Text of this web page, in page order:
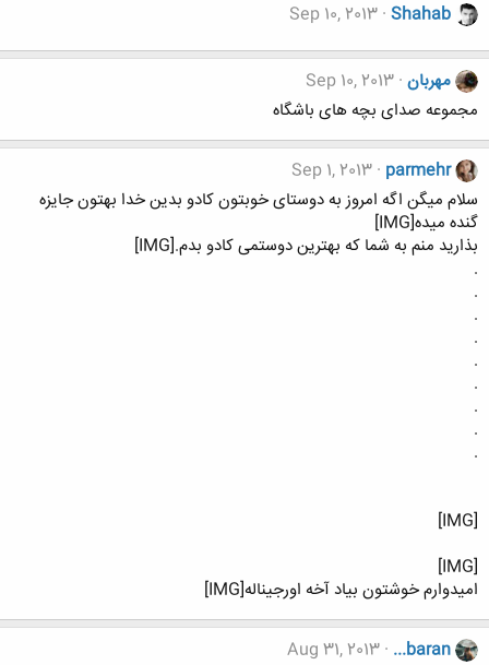
Shahab
Sep 10, 2013
مهربان Sep 10, 2013
مجموعه صدای بچه های باشگاه
parmehr
Sep 1, 2013
سلام میگن اگه امروز به دوستای خوبتون کادو بدین خدا بهتون جایزه
گنده میده[IMG]
بذارید منم به شما که بهترین دوستمی کادو بدم.[IMG]
.
.
.
.
.
.
.
.
.
[IMG]
[IMG]
امیدوارم خوشتون بیاد آخه اورجیناله[IMG]
...baran
Aug 31, 2013